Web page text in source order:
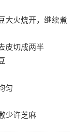
大火烧开，继续煮
皮切成两半
匀
少许芝麻